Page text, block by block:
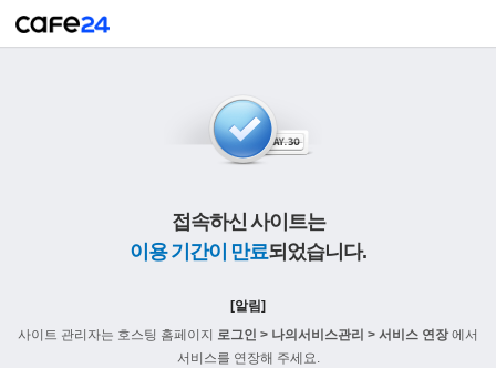
접속하신 사이트는
이용 기간이 만료되었습니다.
[알림]
사이트 관리자는 호스팅 홈페이지 로그인 > 나의서비스관리 > 서비스 연장에서
서비스를 연장해 주세요.